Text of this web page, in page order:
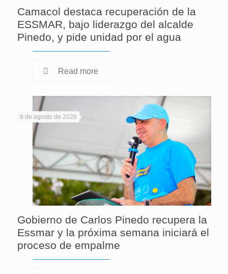
Camacol destaca recuperación de la
ESSMAR, bajo liderazgo del alcalde
Pinedo, y pide unidad por el agua
Read more
8 de agosto de 2026
Gobierno de Carlos Pinedo recupera la
Essmar y la próxima semana iniciará el
proceso de empalme